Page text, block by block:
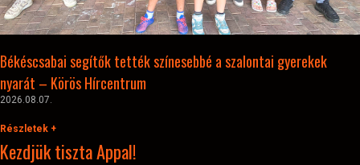
Békéscsabai segítők tették színesebbé a szalontai gyerekek
nyarát – Körös Hírcentrum
2026.08.07.
Részletek +
Kezdjük tiszta Appal!